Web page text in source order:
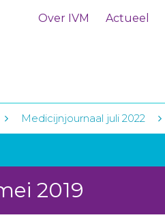
Over IVM Actueel
Medicijnjournaal juli 2022
2019